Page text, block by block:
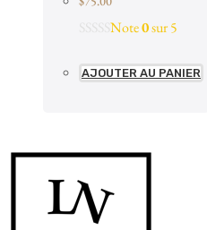
Note0sur 5
AJOUTER AU PANIER